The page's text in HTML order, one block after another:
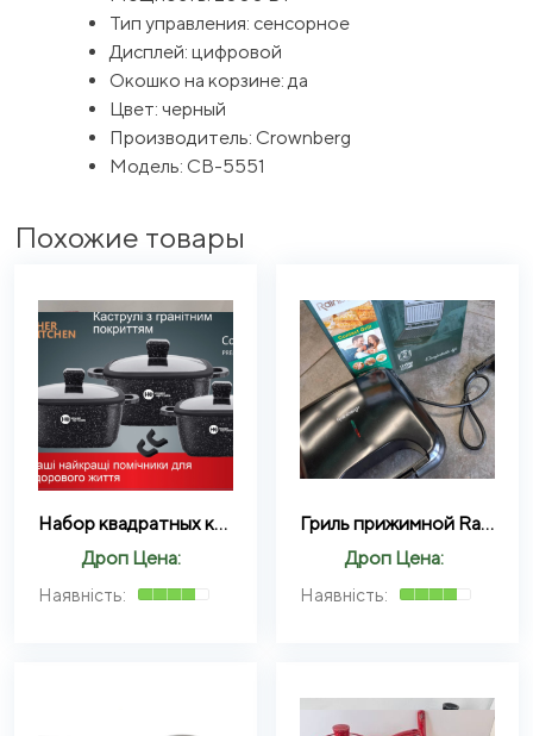
Тип управления: сенсорное
Дисплей: цифровой
Окошко на корзине: да
Цвет: черный
Производитель: Crownberg
Модель: CB-5551
Похожие товары
Набор квадратных кастрюль с силиконовыми крышками Higher Kitchen HK 323 8 предметов (Красный, Черный)
Дроп Цена:
Гриль прижимной Rainberg RB-2248
Дроп Цена: